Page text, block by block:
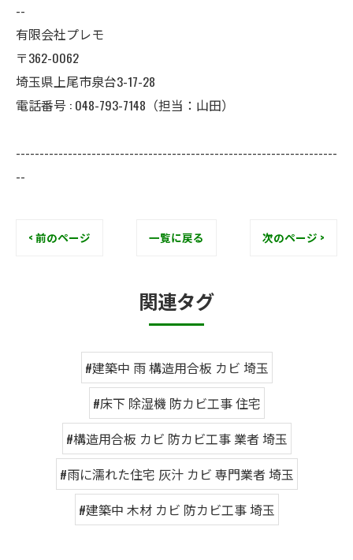
--
有限会社プレモ
〒362-0062
埼玉県上尾市泉台3-17-28
電話番号 : 048-793-7148（担当：山田）
--------------------------------------------------------------------
--
< 前のページ 一覧に戻る 次のページ >
関連タグ
#建築中 雨 構造用合板 カビ 埼玉
#床下 除湿機 防カビ工事 住宅
#構造用合板 カビ 防カビ工事 業者 埼玉
#雨に濡れた住宅 灰汁 カビ 専門業者 埼玉
#建築中 木材 カビ 防カビ工事 埼玉